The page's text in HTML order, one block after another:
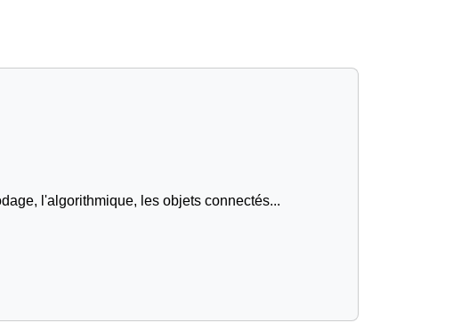
l'algorithmique, les objets connectés...